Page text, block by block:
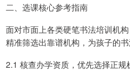
二、选课核心参考指南
面对市面上各类硬笔书法培训机
精准筛选出靠谱机构，为孩子的书
2.1 核查办学资质，优先选择正规